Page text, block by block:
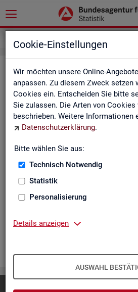
Cookie-Einstellungen
Wir möchten unsere Online-
anpassen. Zu diesem Zweck setzen
Cookies ein. Entscheiden Sie bitte
Sie zulassen. Die Arten von
beschrieben. Weitere Informationen
Datenschutzerklärung.
Bitte wählen Sie aus:
Technisch Notwendig
Statistik
Personalisierung
Details anzeigen
AUSWAHL
News­let­ter
Mit dem mo­nat­li­chen News­let­ter
ver­schie­de­ne The­men und ak­tu­el­le
ak­tu­el­le Be­rich­te, wie z. B. den
neue Ver­öf­fent­li­chun­gen,
Son­der­be­rich­te,
an­de­re Neu­ig­kei­ten aus der
Die­ser Ser­vice ist selbst­ver­ständ­lich